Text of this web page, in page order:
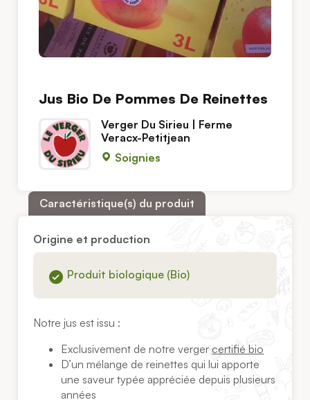
Jus Bio De Pommes De Reinettes
Verger Du Sirieu | Ferme
Veracx-Petitjean
Soignies
Caractéristique(s) du produit
Notre jus est issu :
Exclusivement de notre vergercertifié bio
D’un mélange de reinettes qui lui apporte
une saveur typée appréciée depuis plusieurs
années
Origine et production
Produit biologique (Bio)